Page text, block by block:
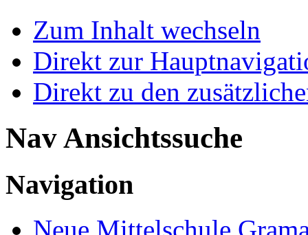
Zum Inhalt wechseln
Direkt zur
Direkt zu den
Nav Ansichtssuche
Navigation